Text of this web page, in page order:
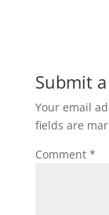
Submit
Your email
fields are
Comment *